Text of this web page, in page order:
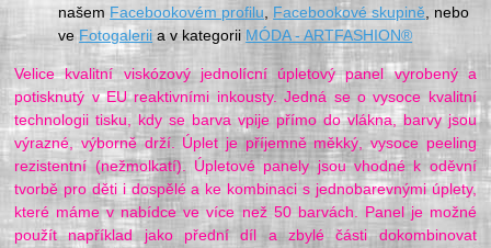
našem Facebookovém profilu, Facebookové skupině, nebo
veFotogalerii a v kategorii MÓDA - ARTFASHION®
Velice kvalitní viskózový jednolícní úpletový panel vyrobený a
potisknutý v EU reaktivními inkousty. Jedná se o vysoce kvalitní
technologii tisku, kdy se barva vpije přímo do vlákna, barvy jsou
výrazné, výborně drží. Úplet je příjemně měkký, vysoce peeling
rezistentní (nežmolkatí). Úpletové panely jsou vhodné k oděvní
tvorbě pro děti i dospělé a ke kombinaci s jednobarevnými úplety,
které máme v nabídce ve více než 50 barvách. Panel je možné
použít například jako přední díl a zbylé části dokombinovat